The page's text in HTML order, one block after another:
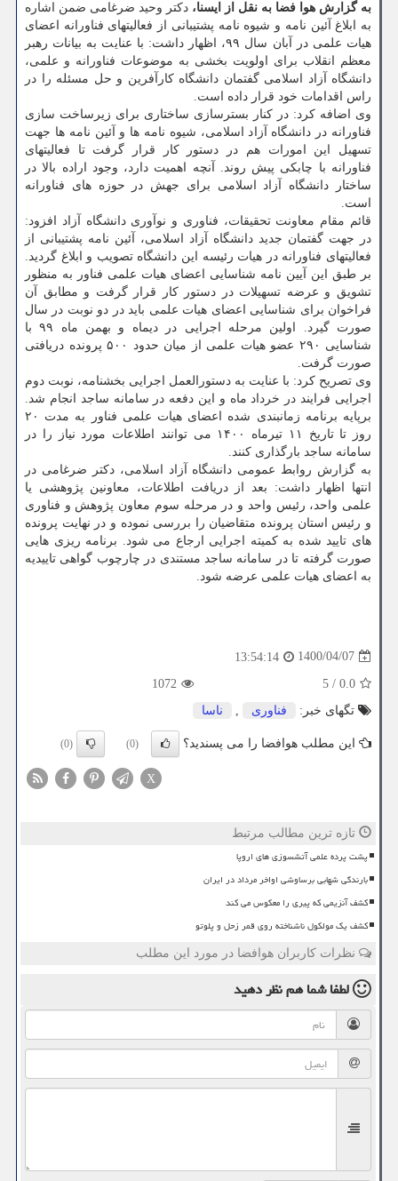
به گزارش هوا فضا به نقل از ایسنا، دکتر وحید ضرغامی ضمن اشاره
به ابلاغ آئین نامه و شیوه نامه پشتیبانی از فعالیتهای فناورانه اعضای
هیات علمی در آبان سال ۹۹، اظهار داشت: با عنایت به بیانات رهبر
معظم انقلاب برای اولویت بخشی به موضوعات فناورانه و علمی،
دانشگاه آزاد اسلامی گفتمان دانشگاه کارآفرین و حل مسئله را در
راس اقدامات خود قرار داده است.
وی اضافه کرد: در کنار بسترسازی ساختاری برای زیرساخت سازی
فناورانه در دانشگاه آزاد اسلامی، شیوه نامه ها و آئین نامه ها جهت
تسهیل این امورات هم در دستور کار قرار گرفت تا فعالیتهای
فناورانه با چابکی پیش روند. آنچه اهمیت دارد، وجود اراده بالا در
ساختار دانشگاه آزاد اسلامی برای جهش در حوزه های فناورانه
است.
قائم مقام معاونت تحقیقات، فناوری و نوآوری دانشگاه آزاد افزود:
در جهت گفتمان جدید دانشگاه آزاد اسلامی، آئین نامه پشتیبانی از
فعالیتهای فناورانه در هیات رئیسه این دانشگاه تصویب و ابلاغ گردید.
بر طبق این آیین نامه شناسایی اعضای هیات علمی فناور به منظور
تشویق و عرضه تسهیلات در دستور کار قرار گرفت و مطابق آن
فراخوان برای شناسایی اعضای هیات علمی باید در دو نوبت در سال
صورت گیرد. اولین مرحله اجرایی در دیماه و بهمن ماه ۹۹ با
شناسایی ۲۹۰ عضو هیات علمی از میان حدود ۵۰۰ پرونده دریافتی
صورت گرفت.
وی تصریح کرد: با عنایت به دستورالعمل اجرایی بخشنامه، نوبت دوم
اجرایی فرایند در خرداد ماه و این دفعه در سامانه ساجد انجام شد.
برپایه برنامه زمانبندی شده اعضای هیات علمی فناور به مدت ۲۰
روز تا تاریخ ۱۱ تیرماه ۱۴۰۰ می توانند اطلاعات مورد نیاز را در
سامانه ساجد بارگذاری کنند.
به گزارش روابط عمومی دانشگاه آزاد اسلامی، دکتر ضرغامی در
انتها اظهار داشت: بعد از دریافت اطلاعات، معاونین پژوهشی یا
علمی واحد، رئیس واحد و در مرحله سوم معاون پژوهش و فناوری
و رئیس استان پرونده متقاضیان را بررسی نموده و در نهایت پرونده
های تایید شده به کمیته اجرایی ارجاع می شود. برنامه ریزی هایی
صورت گرفته تا در سامانه ساجد مستندی در چارچوب گواهی تاییدیه
به اعضای هیات علمی عرضه شود.
1400/04/07
13:54:14
0.0
/
5
1072
تگهای خبر:
فناوری , ناسا
این مطلب هوافضا را می پسندید؟ (0)
(0)
X
تازه ترین مطالب مرتبط
پشت پرده علمی آتشسوزی های اروپا
بارندگی شهابی برساوشی اواخر مرداد در ایران
کشف آنزیمی که پیری را معکوس می کند
کشف یک مولکول ناشناخته روی قمر زحل و پلوتو
نظرات کاربران هوافضا در مورد این مطلب
لطفا شما همنظر دهید